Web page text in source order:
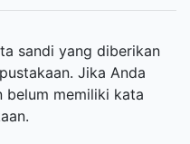
sandi yang diberikan
Jika Anda
belum memiliki kata